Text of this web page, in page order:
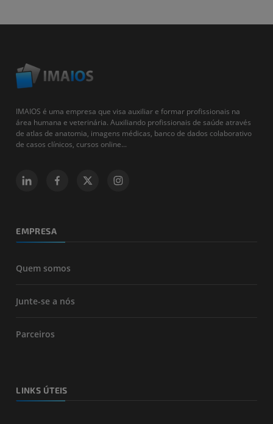
IMAIOS é uma empresa que visa auxiliar e formar profissionais na
área humana e veterinária. Auxiliando profissionais de saúde através
de atlas de anatomia, imagens médicas, banco de dados colaborativo
de casos clínicos, cursos online...
EMPRESA
Quem somos
Junte-se a nós
Parceiros
LINKS ÚTEIS